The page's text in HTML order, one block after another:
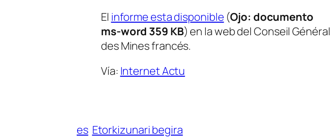
El informe esta disponible (Ojo: documento
ms-word 359 KB) en la web del Conseil Général
des Mines francés.
Vía: Internet Actu
es Etorkizunari begira